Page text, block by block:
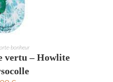
AU PANIER
bonheur
vertu – Howlite